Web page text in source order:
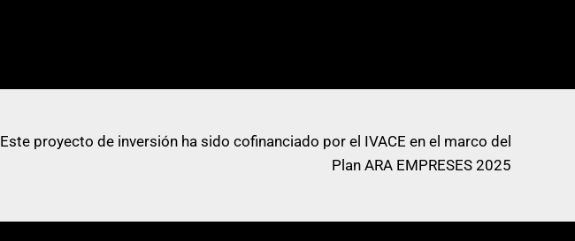
Este proyecto de inversión ha sido cofinanciado por el IVACE en el marco del
Plan ARA EMPRESES 2025